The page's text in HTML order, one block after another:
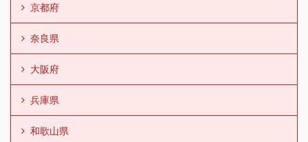
京都府
奈良県
大阪府
兵庫県
和歌山県